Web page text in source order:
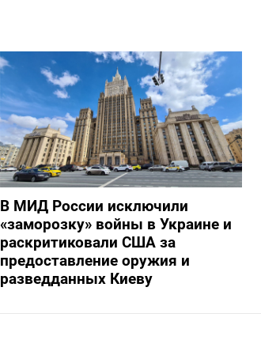
В МИД России исключили
«заморозку» войны в Украине и
раскритиковали США за
предоставление оружия и
разведданных Киеву